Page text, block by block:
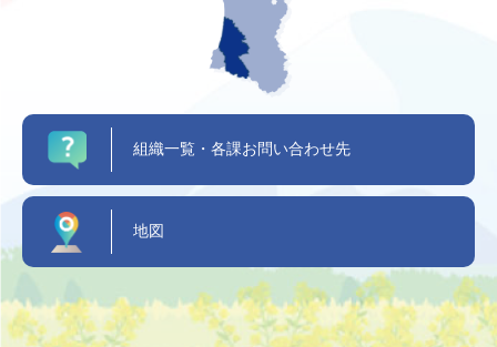
組織一覧・各課お問い合わせ先
地図